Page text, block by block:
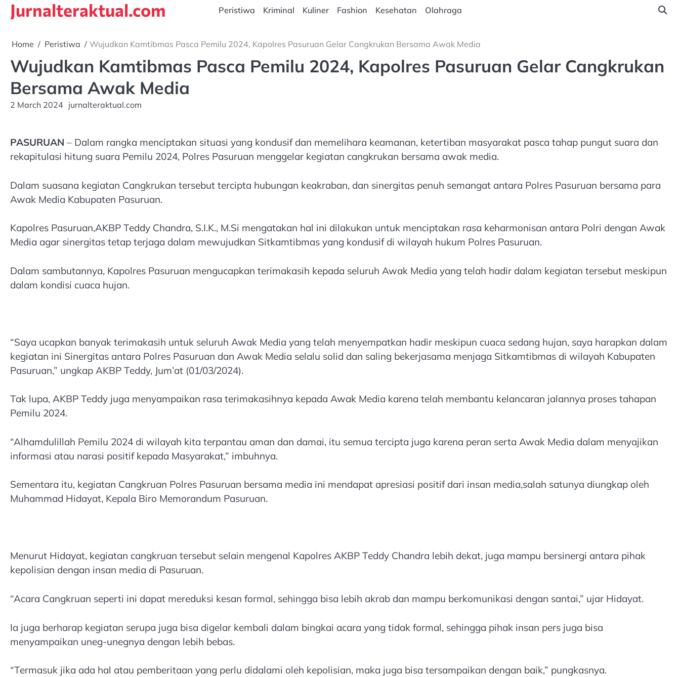
SkipJurnalteraktual.com Peristiwa Kriminal Kuliner Fashion Kesehatan Olahraga
Home Peristiwa Wujudkan Kamtibmas Pasca Pemilu 2024, Kapolres Pasuruan Gelar Cangkrukan Bersama Awak Media
Wujudkan Kamtibmas Pasca Pemilu 2024, Kapolres Pasuruan Gelar Cangkrukan
Bersama Awak Media
2 March 2024 jurnalteraktual.com
PASURUAN – Dalam rangka menciptakan situasi yang kondusif dan memelihara keamanan, ketertiban masyarakat pasca tahap pungut suara dan
rekapitulasi hitung suara Pemilu 2024, Polres Pasuruan menggelar kegiatan cangkrukan bersama awak media.
Dalam suasana kegiatan Cangkrukan tersebut tercipta hubungan keakraban, dan sinergitas penuh semangat antara Polres Pasuruan bersama para
Awak Media Kabupaten Pasuruan.
Kapolres Pasuruan,AKBP Teddy Chandra, S.I.K., M.Si mengatakan hal ini dilakukan untuk menciptakan rasa keharmonisan antara Polri dengan Awak
Media agar sinergitas tetap terjaga dalam mewujudkan Sitkamtibmas yang kondusif di wilayah hukum Polres Pasuruan.
Dalam sambutannya, Kapolres Pasuruan mengucapkan terimakasih kepada seluruh Awak Media yang telah hadir dalam kegiatan tersebut meskipun
dalam kondisi cuaca hujan.
“Saya ucapkan banyak terimakasih untuk seluruh Awak Media yang telah menyempatkan hadir meskipun cuaca sedang hujan, saya harapkan dalam
kegiatan ini Sinergitas antara Polres Pasuruan dan Awak Media selalu solid dan saling bekerjasama menjaga Sitkamtibmas di wilayah Kabupaten
Pasuruan,” ungkap AKBP Teddy, Jum’at (01/03/2024).
Tak lupa, AKBP Teddy juga menyampaikan rasa terimakasihnya kepada Awak Media karena telah membantu kelancaran jalannya proses tahapan
Pemilu 2024.
“Alhamdulillah Pemilu 2024 di wilayah kita terpantau aman dan damai, itu semua tercipta juga karena peran serta Awak Media dalam menyajikan
informasi atau narasi positif kepada Masyarakat,” imbuhnya.
Sementara itu, kegiatan Cangkruan Polres Pasuruan bersama media ini mendapat apresiasi positif dari insan media,salah satunya diungkap oleh
Muhammad Hidayat, Kepala Biro Memorandum Pasuruan.
Menurut Hidayat, kegiatan cangkruan tersebut selain mengenal Kapolres AKBP Teddy Chandra lebih dekat, juga mampu bersinergi antara pihak
kepolisian dengan insan media di Pasuruan.
“Acara Cangkruan seperti ini dapat mereduksi kesan formal, sehingga bisa lebih akrab dan mampu berkomunikasi dengan santai,” ujar Hidayat.
Ia juga berharap kegiatan serupa juga bisa digelar kembali dalam bingkai acara yang tidak formal, sehingga pihak insan pers juga bisa
menyampaikan uneg-unegnya dengan lebih bebas.
“Termasuk jika ada hal atau pemberitaan yang perlu didalami oleh kepolisian, maka juga bisa tersampaikan dengan baik,” pungkasnya.